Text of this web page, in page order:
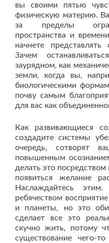
вы своими пятью
физическую материю.
за пределы
пространства и
начнете
Зачем
заурядном, как
земли, когда вы,
биологическими
почву самым
для вас как
Как развивающиеся
создадите системы
очередь, сотворят
повышенным
делать это
появиться желание
Наслаждайтесь
ребячеством
и планеты, но это
сделает все это
скучно жить, потому
существование чего-